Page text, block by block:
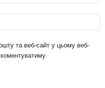
та веб-сайт у цьому веб-